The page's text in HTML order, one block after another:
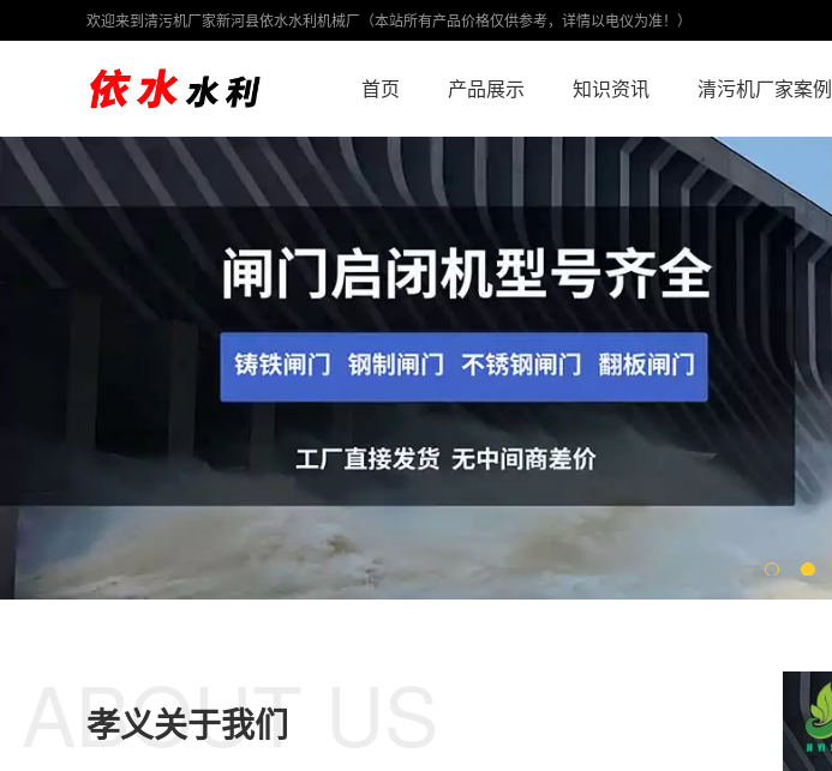
欢迎来到清污机厂家新河县依水水利机械厂（本站所有产品价格仅供参考，详情以电仪为准！）
首页 产品展示 知识资讯 清污机厂家案例
孝义关于我们
ABOUT US